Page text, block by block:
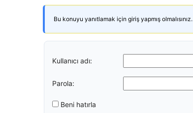
Bu konuyu yanıtlamak için giriş yapmış olmalısınız.
Kullanıcı adı:
Parola:
Beni hatırla